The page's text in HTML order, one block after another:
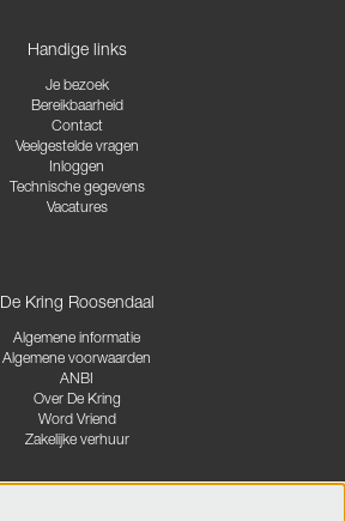
Handige links
Je bezoek
Bereikbaarheid
Contact
Veelgestelde vragen
Inloggen
Technische gegevens
Vacatures
De Kring Roosendaal
Algemene informatie
Algemene voorwaarden
ANBI
Over De Kring
Word Vriend
Zakelijke verhuur